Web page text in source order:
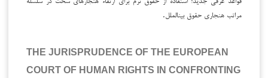
مراتب هنجاری حقوق بین­الملل.
THE JURISPRUDENCE OF THE EUROPEAN
COURT OF HUMAN RIGHTS IN CONFRONTING